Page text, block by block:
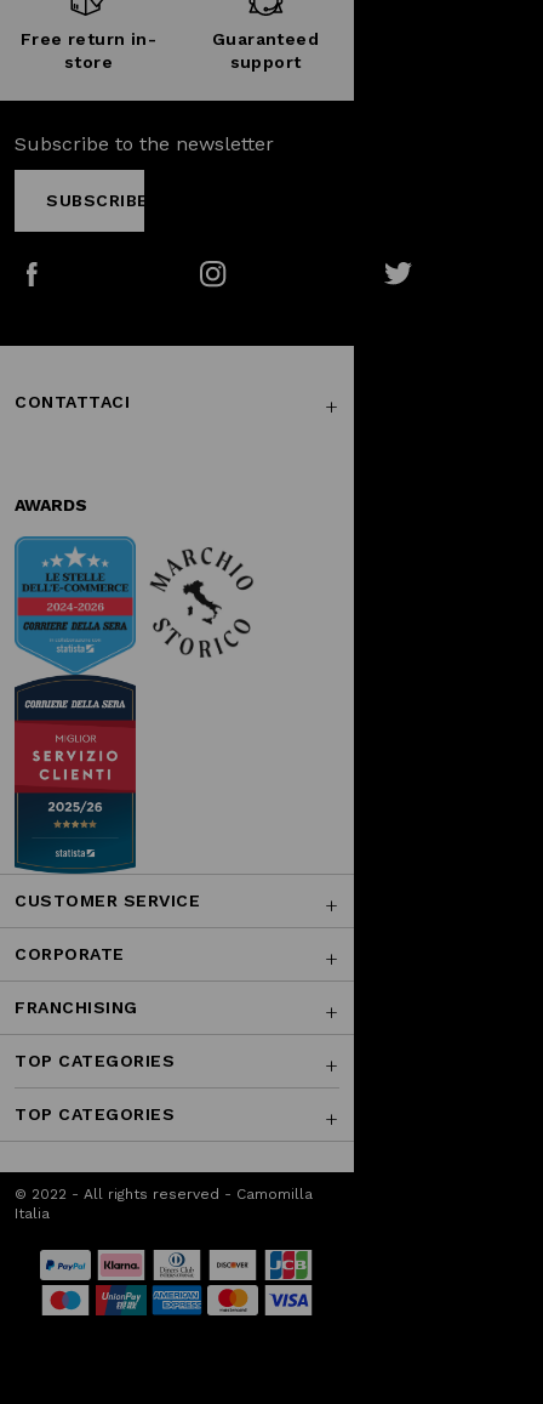
Free return in-
store
Guaranteed
support
Subscribe to the newsletter
SUBSCRIBE
CONTATTACI
AWARDS
CUSTOMER SERVICE
CORPORATE
FRANCHISING
TOP CATEGORIES
TOP CATEGORIES
© 2022 - All rights reserved - Camomilla
Italia